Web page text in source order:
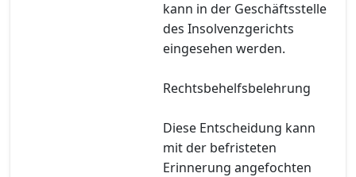
kann in der Geschäftsstelle
des Insolvenzgerichts
eingesehen werden.
Rechtsbehelfsbelehrung
Diese Entscheidung kann
mit der befristeten
Erinnerung angefochten